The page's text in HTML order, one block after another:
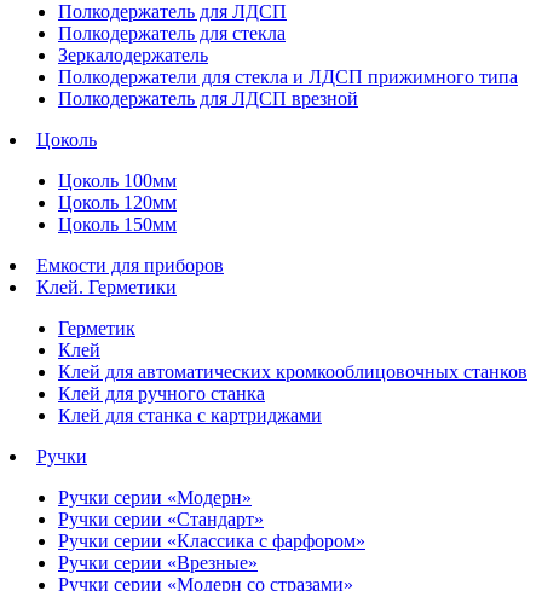
Полкодержатель для ЛДСП
Полкодержатель для стекла
Зеркалодержатель
Полкодержатели для стекла и ЛДСП прижимного типа
Полкодержатель для ЛДСП врезной
Цоколь
Цоколь 100мм
Цоколь 120мм
Цоколь 150мм
Емкости для приборов
Клей. Герметики
Герметик
Клей
Клей для автоматических кромкооблицовочных станков
Клей для ручного станка
Клей для станка с картриджами
Ручки
Ручки серии «Модерн»
Ручки серии «Стандарт»
Ручки серии «Классика с фарфором»
Ручки серии «Врезные»
Ручки серии «Модерн со стразами»